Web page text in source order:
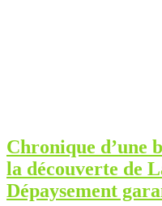
Chronique d’une
la découverte de
Dépaysement